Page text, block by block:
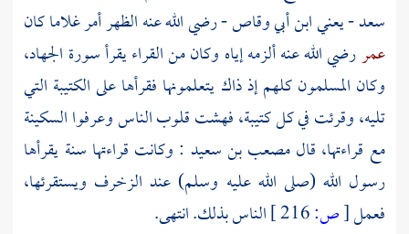
سعد - يعني ابن أبي وقاص- رضي الله عنه الظهر أمر غلاما كان
عمررضي الله عنه ألزمه إياه وكان من القراء يقرأ سورة الجهاد،
وكان المسلمون كلهم إذ ذاك يتعلمونها فقرأها على الكتيبة التي
تليه، وقرئت في كل كتيبة، فهشت قلوب الناس وعرفوا السكينة
مع قراءتها، قالمصعب بن سعيد : وكانت قراءتها سنة يقرأها
رسول الله (صلى الله عليه وسلم) عند الزخرف ويستقرئها،
فعمل[ص:
الناس بذلك. انتهى.